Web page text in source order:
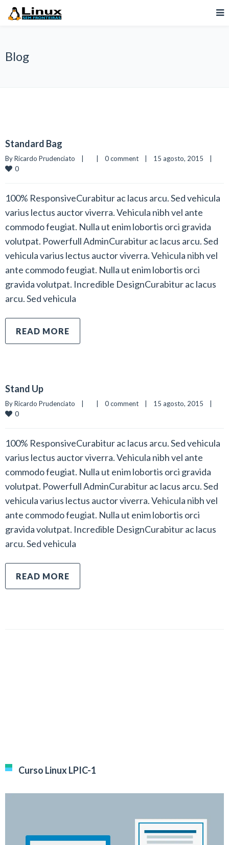
Blog
Standard Bag
By Ricardo Prudenciato 0 comment 15 agosto, 2015
0
100% ResponsiveCurabitur ac lacus arcu. Sed vehicula
varius lectus auctor viverra. Vehicula nibh vel ante
commodo feugiat. Nulla ut enim lobortis orci gravida
volutpat. Powerfull AdminCurabitur ac lacus arcu. Sed
vehicula varius lectus auctor viverra. Vehicula nibh vel
ante commodo feugiat. Nulla ut enim lobortis orci
gravida volutpat. Incredible DesignCurabitur ac lacus
arcu. Sed vehicula
READ MORE
Stand Up
By Ricardo Prudenciato 0 comment 15 agosto, 2015
0
100% ResponsiveCurabitur ac lacus arcu. Sed vehicula
varius lectus auctor viverra. Vehicula nibh vel ante
commodo feugiat. Nulla ut enim lobortis orci gravida
volutpat. Powerfull AdminCurabitur ac lacus arcu. Sed
vehicula varius lectus auctor viverra. Vehicula nibh vel
ante commodo feugiat. Nulla ut enim lobortis orci
gravida volutpat. Incredible DesignCurabitur ac lacus
arcu. Sed vehicula
READ MORE
Curso Linux LPIC-1